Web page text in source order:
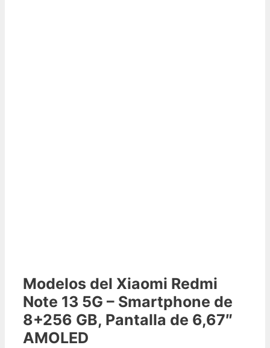
Modelos del Xiaomi Redmi
Note 13 5G – Smartphone de
8+256 GB, Pantalla de 6,67″
AMOLED